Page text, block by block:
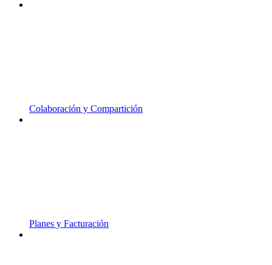
Colaboración y Compartición
Planes y Facturación